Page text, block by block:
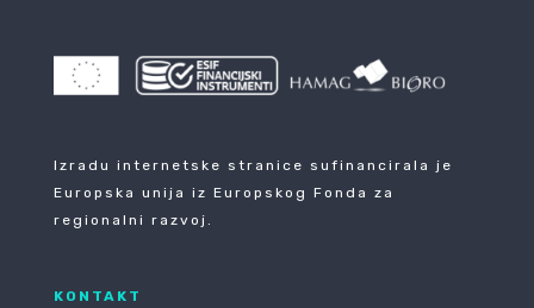
Izradu internetske stranice sufinancirala je
Europska unija iz Europskog Fonda za
regionalni razvoj.
KONTAKT